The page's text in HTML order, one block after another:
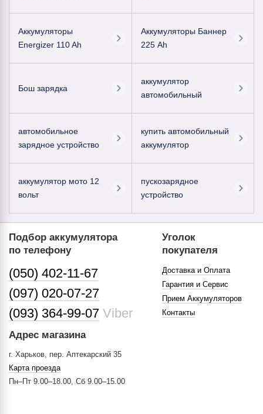
Аккумуляторы
Energizer 110 Ah
Аккумуляторы Баннер
225 Ah
Бош зарядка
аккумулятор
автомобильный
автомобильное
зарядное устройство
купить автомобильный
аккумулятор
аккумулятор мото 12
вольт
пускозарядное
устройство
Подбор аккумулятора
по телефону
(050) 402-11-67
(097) 020-07-27
(093) 364-99-07 Viber
Адрес магазина
г. Харьков, пер. Аптекарский 35
Карта проезда
Пн–Пт 9.00–18.00, Сб 9.00–15.00
Уголок
покупателя
Доставка и Оплата
Гарантия и Сервис
Прием Аккумуляторов
Контакты